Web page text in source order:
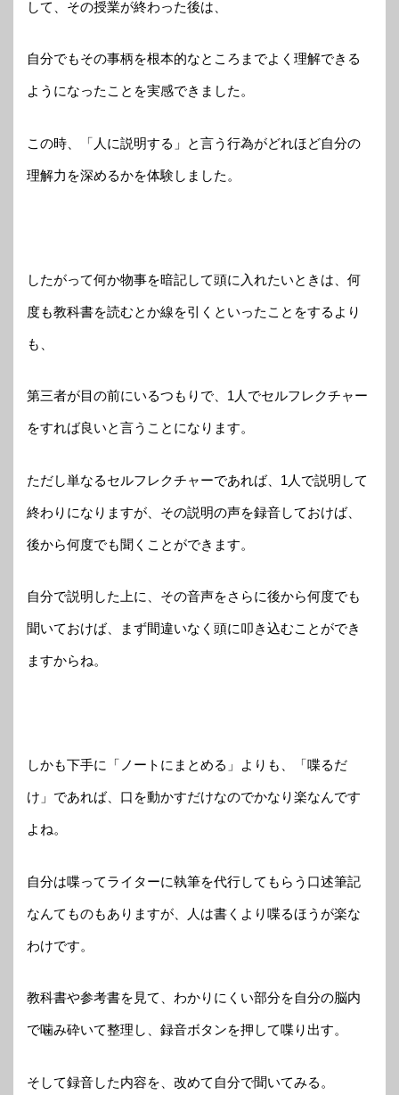
して、その授業が終わった後は、
自分でもその事柄を根本的なところまでよく理解できる
ようになったことを実感できました。
この時、「人に説明する」と言う行為がどれほど自分の
理解力を深めるかを体験しました。
したがって何か物事を暗記して頭に入れたいときは、何
度も教科書を読むとか線を引くといったことをするより
も、
第三者が目の前にいるつもりで、1人でセルフレクチャー
をすれば良いと言うことになります。
ただし単なるセルフレクチャーであれば、1人で説明して
終わりになりますが、その説明の声を録音しておけば、
後から何度でも聞くことができます。
自分で説明した上に、その音声をさらに後から何度でも
聞いておけば、まず間違いなく頭に叩き込むことができ
ますからね。
しかも下手に「ノートにまとめる」よりも、「喋るだ
け」であれば、口を動かすだけなのでかなり楽なんです
よね。
自分は喋ってライターに執筆を代行してもらう口述筆記
なんてものもありますが、人は書くより喋るほうが楽な
わけです。
教科書や参考書を見て、わかりにくい部分を自分の脳内
で噛み砕いて整理し、録音ボタンを押して喋り出す。
そして録音した内容を、改めて自分で聞いてみる。